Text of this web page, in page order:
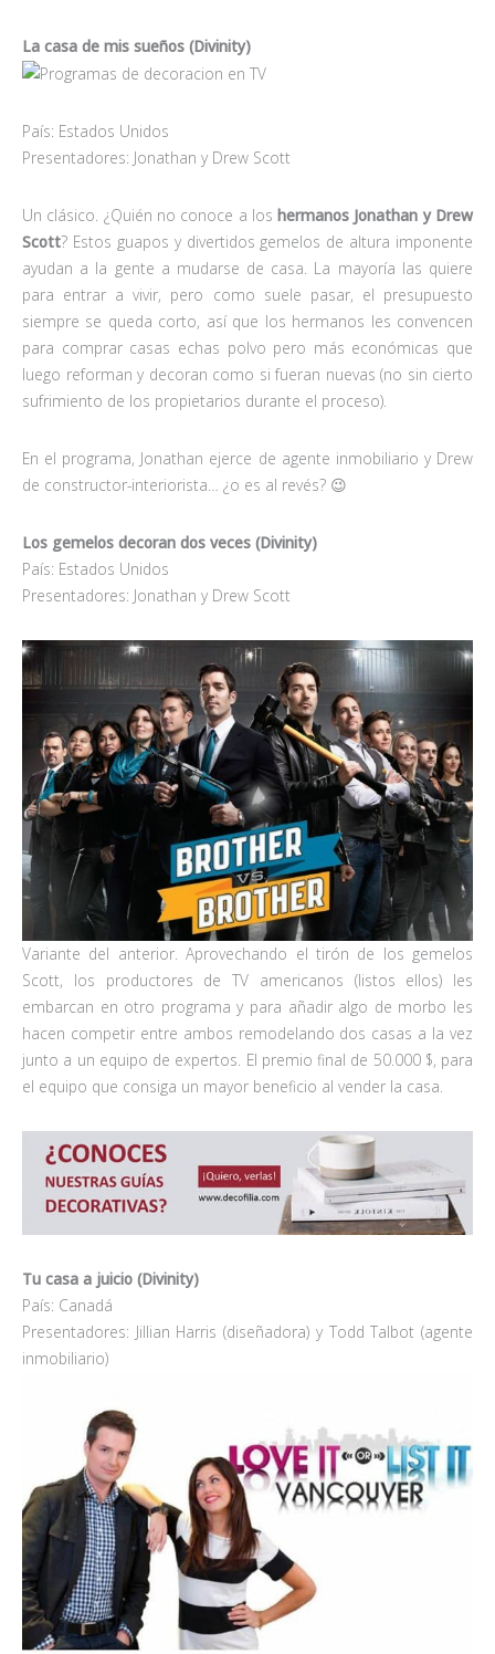
La casa de mis sueños (Divinity)
País: Estados Unidos
Presentadores: Jonathan y Drew Scott
Un clásico. ¿Quién no conoce a los hermanos Jonathan y Drew
Scott? Estos guapos y divertidos gemelos de altura imponente
ayudan a la gente a mudarse de casa. La mayoría las quiere
para entrar a vivir, pero como suele pasar, el presupuesto
siempre se queda corto, así que los hermanos les convencen
para comprar casas echas polvo pero más económicas que
luego reforman y decoran como si fueran nuevas (no sin cierto
sufrimiento de los propietarios durante el proceso).
En el programa, Jonathan ejerce de agente inmobiliario y Drew
de constructor-interiorista… ¿o es al revés? 😉
Los gemelos decoran dos veces (Divinity)
País: Estados Unidos
Presentadores: Jonathan y Drew Scott
Variante del anterior. Aprovechando el tirón de los gemelos
Scott, los productores de TV americanos (listos ellos) les
embarcan en otro programa y para añadir algo de morbo les
hacen competir entre ambos remodelando dos casas a la vez
junto a un equipo de expertos. El premio final de 50.000 $, para
el equipo que consiga un mayor beneficio al vender la casa.
Tu casa a juicio (Divinity)
País: Canadá
Presentadores: Jillian Harris (diseñadora) y Todd Talbot (agente
inmobiliario)